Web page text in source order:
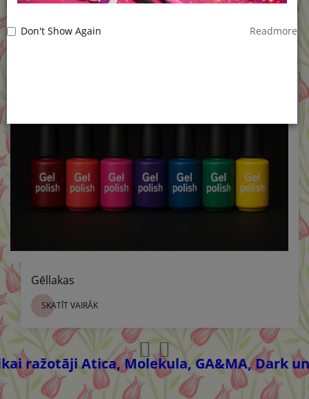
Populārākās Kategorijas
Gēllakas
SKATĪT VAIRĀK
Atica, Molekula, GA&MA, Dark un
Don't Show Again Readmore